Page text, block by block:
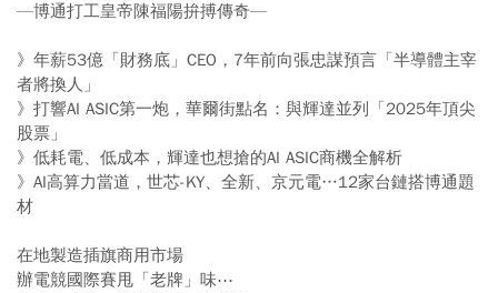
—博通打工皇帝陳福陽拚搏傳奇—
》年薪53億「財務底」CEO，7年前向張忠謀預言「半導體主宰
者將換人」
》打響AI ASIC第一炮，華爾街點名：與輝達並列「2025年頂尖
股票」
》低耗電、低成本，輝達也想搶的AI ASIC商機全解析
》AI高算力當道，世芯-KY、全新、京元電…12家台鏈搭博通題
材
在地製造插旗商用市場
辦電競國際賽甩「老牌」味⋯